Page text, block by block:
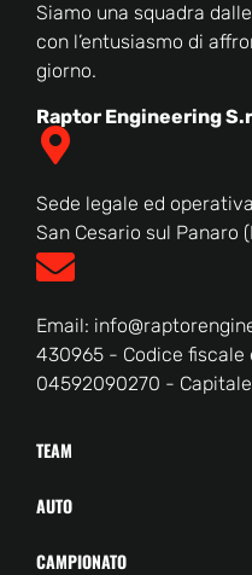
Siamo una squadra
con l’entusiasmo di
giorno.
Raptor Engineering
Sede legale ed
San Cesario sul Panaro
Email:
430965 - Codice fiscale
04592090270 -
TEAM
AUTO
CAMPIONATO